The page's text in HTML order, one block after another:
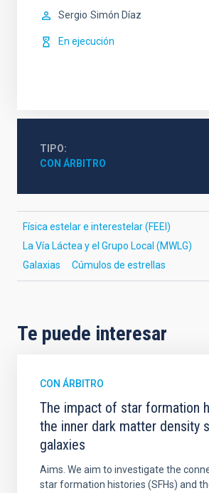
Sergio Simón Díaz
En ejecución
TIPO
CON ÁRBITRO
Física estelar e interestelar (FEEI)
La Vía Láctea y el Grupo Local (MWLG)
Galaxias
Cúmulos de estrellas
Te puede interesar
CON ÁRBITRO
The impact of star formation
the inner dark matter density
galaxies
Aims. We aim to investigate the
star formation histories (SFHs) and